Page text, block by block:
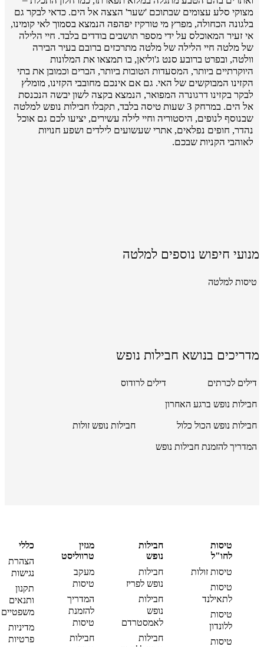
מצוקי סלע עצומים שבתוכם 'שער' הצצה אל הים. כדאי לבקר גם
בלגונה הכחולה, מפרץ מי טורקיז יפהפה הנמצא בסמוך לאי קומינו,
אי זעיר המאוכלס על ידי מספר תושבים בודדים בלבד. חיי הלילה
של מלטה חיי הלילה של מלטה מתרכזים ברובם בעיר הבירה
וולטה, ובפרט ברובע סנט ג'וליאן, בו תמצאו את המלונות
היוקרתיים ביותר, המסעדות הטובות ביותר, הברים וכמובן את בתי
הקזינו המבוקשים של האי. גם אם אינכם מחובבי הקזינו, מומלץ
לבקר בקזינו דרגונרה המפואר, הנמצא בקצה לשון יבשה הנכנסת
אל הים. במרחק 3 שעות טיסה בלבד, תקבלו חבילות נופש למלטה
שבנוסף לנופים, היסטוריה וחיי לילה עשירים, יציעו לכם גם אוכל
נהדר, חופים נפלאים, אתרי שעשועים לילדים ושפע חנויות
לאוהבי הקניות שבכם.
מנועי חיפוש נוספים למלטה
טיסות למלטה
מדריכים בנושא חבילות נופש
דילים לכרתים דילים לרודוס
חבילות נופש ברגע האחרון
חבילות נופש הכול כלול חבילות נופש זולות
המדריך להזמנת חבילות נופש
טיסות
לחו"ל
טיסות זולות
טיסות
לתאילנד
טיסות
ללונדון
טיסות
חבילות
נופש
חבילות
נופש לפריז
חבילות
נופש
לאמסטרדם
חבילות
מגזין
טרווליסט
מעקב
טיסות
המדריך
להזמנת
טיסות
חבילות
כללי
הצהרת
נגישות
תקנון
ותנאים
משפטיים
מדיניות
פרטיות